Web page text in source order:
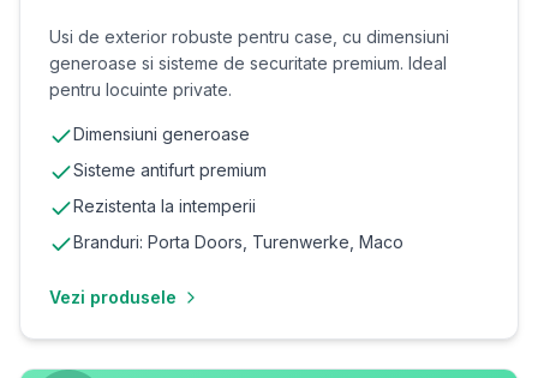
Usi de exterior robuste pentru case, cu dimensiuni
generoase si sisteme de securitate premium. Ideal
pentru locuinte private.
Dimensiuni generoase
Sisteme antifurt premium
Rezistenta la intemperii
Branduri: Porta Doors, Turenwerke, Maco
Vezi produsele